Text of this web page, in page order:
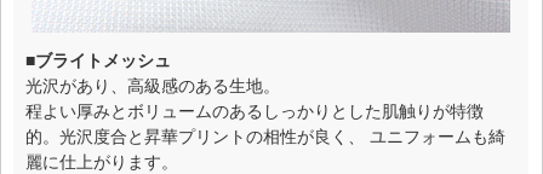
■ブライトメッシュ
光沢があり、高級感のある生地。
程よい厚みとボリュームのあるしっかりとした肌触りが特徴
的。光沢度合と昇華プリントの相性が良く、 ユニフォームも綺
麗に仕上がります。